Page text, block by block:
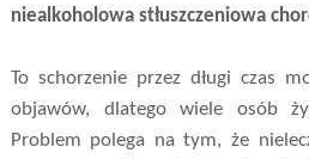
niealkoholowa stłuszczeniowa
To schorzenie przez długi czas
objawów, dlatego wiele osób
Problem polega na tym, że